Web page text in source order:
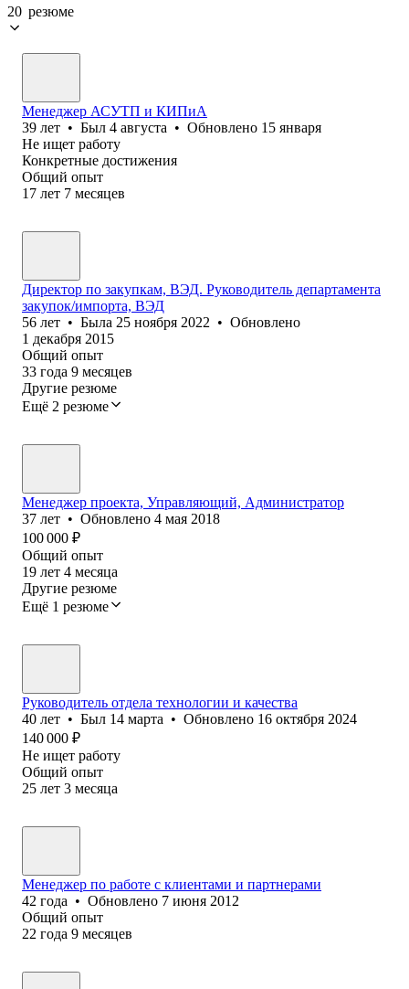
20 резюме
Менеджер АСУТП и КИПиА
39 лет • Был 4 августа • Обновлено 15 января
Не ищет работу
Конкретные достижения
Общий опыт
17 лет 7 месяцев
Директор по закупкам, ВЭД. Руководитель департамента
закупок/импорта, ВЭД
56 лет • Была 25 ноября 2022 • Обновлено
1 декабря 2015
Общий опыт
33 года 9 месяцев
Другие резюме
Ещё 2 резюме
Менеджер проекта, Управляющий, Администратор
37 лет • Обновлено 4 мая 2018
100 000 ₽
Общий опыт
19 лет 4 месяца
Другие резюме
Ещё 1 резюме
Руководитель отдела технологии и качества
40 лет • Был 14 марта • Обновлено 16 октября 2024
140 000 ₽
Не ищет работу
Общий опыт
25 лет 3 месяца
Менеджер по работе с клиентами и партнерами
42 года • Обновлено 7 июня 2012
Общий опыт
22 года 9 месяцев